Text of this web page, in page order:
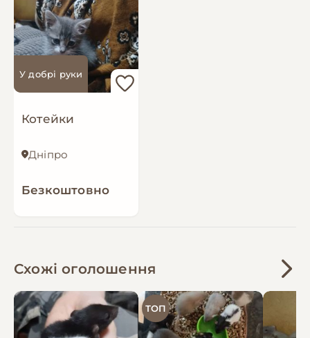
У добрі руки
Котейки
Дніпро
Безкоштовно
Схожі оголошення
ТОП